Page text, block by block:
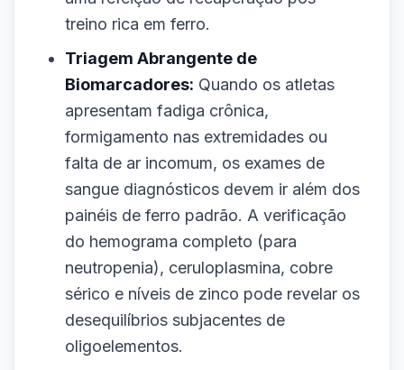
treino rica em ferro.
Triagem Abrangente de
Biomarcadores: Quando os atletas
apresentam fadiga crônica,
formigamento nas extremidades ou
falta de ar incomum, os exames de
sangue diagnósticos devem ir além dos
painéis de ferro padrão. A verificação
do hemograma completo (para
neutropenia), ceruloplasmina, cobre
sérico e níveis de zinco pode revelar os
desequilíbrios subjacentes de
oligoelementos.